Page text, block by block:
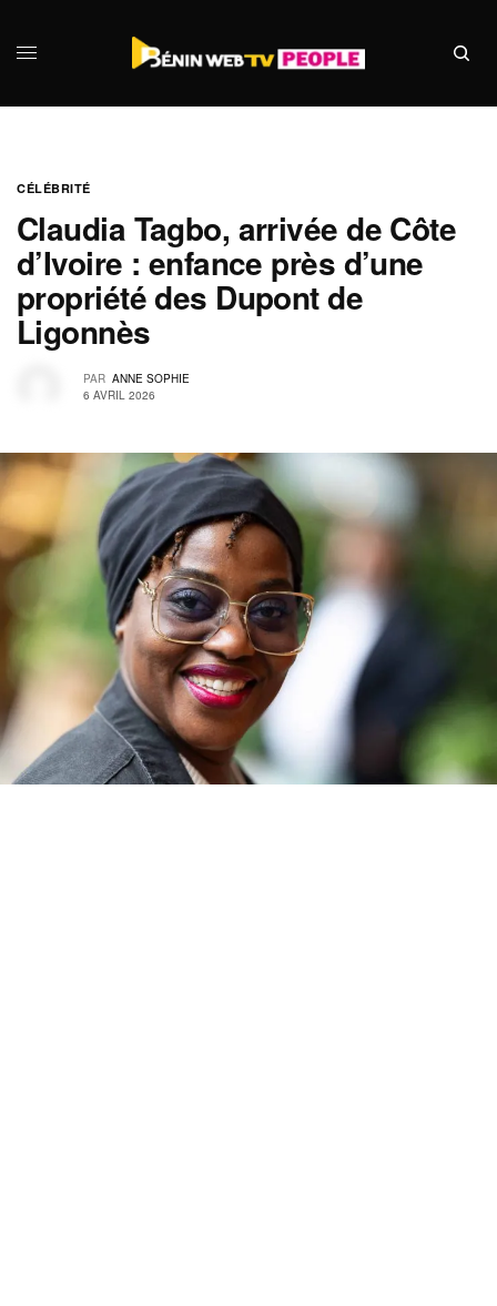
CÉLÉBRITÉ
Claudia Tagbo, arrivée de Côte
d’Ivoire : enfance près d’une
propriété des Dupont de
Ligonnès
PAR ANNE SOPHIE
6 AVRIL 2026